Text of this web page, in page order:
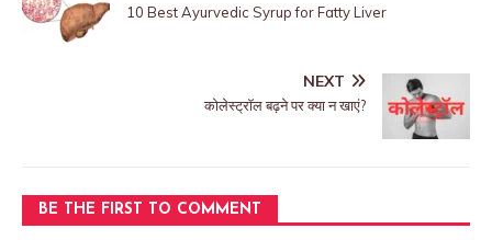
10 Best Ayurvedic Syrup for Fatty Liver
NEXT
कोलेस्ट्रॉल बढ़ने पर क्या न खाएं?
BE THE FIRST TO COMMENT